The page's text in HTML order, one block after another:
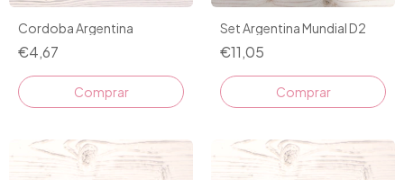
Cordoba Argentina
€4,67
Comprar
Set Argentina Mundial D2
€11,05